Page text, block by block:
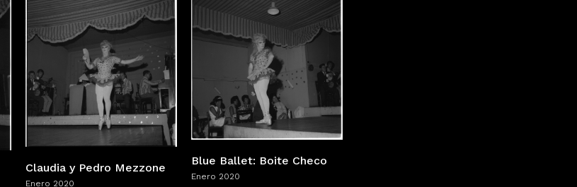
Claudia y Pedro Mezzone
Enero 2020
Blue Ballet: Boite Checo
Enero 2020